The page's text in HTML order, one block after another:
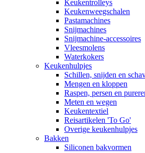
Keukentrolleys
Keukenweegschalen
Pastamachines
Snijmachines
Snijmachine-accessoires
Vleesmolens
Waterkokers
Keukenhulpjes
Schillen, snijden en
Mengen en kloppen
Raspen, persen en
Meten en wegen
Keukentextiel
Reisartikelen 'To Go'
Overige keukenhulpjes
Bakken
Siliconen bakvormen